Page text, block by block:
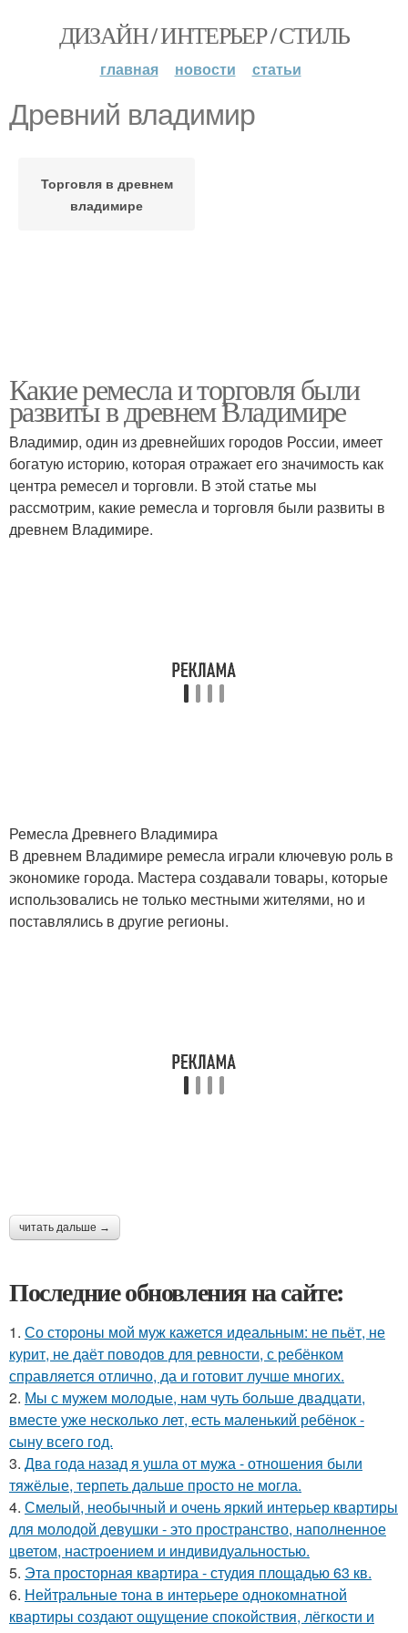
ДИЗАЙН / ИНТЕРЬЕР / СТИЛЬ
главная новости статьи
Древний владимир
Торговля в древнем
владимире
Какие ремесла и торговля были
развиты в древнем Владимире
Владимир, один из древнейших городов России, имеет
богатую историю, которая отражает его значимость как
центра ремесел и торговли. В этой статье мы
рассмотрим, какие ремесла и торговля были развиты в
древнем Владимире.
Ремесла Древнего Владимира
В древнем Владимире ремесла играли ключевую роль в
экономике города. Мастера создавали товары, которые
использовались не только местными жителями, но и
поставлялись в другие регионы.
читать дальше →
Последние обновления на сайте:
1. Со стороны мой муж кажется идеальным: не пьёт, не
курит, не даёт поводов для ревности, с ребёнком
справляется отлично, да и готовит лучше многих.
2. Мы с мужем молодые, нам чуть больше двадцати,
вместе уже несколько лет, есть маленький ребёнок -
сыну всего год.
3. Два года назад я ушла от мужа - отношения были
тяжёлые, терпеть дальше просто не могла.
4. Смелый, необычный и очень яркий интерьер квартиры
для молодой девушки - это пространство, наполненное
цветом, настроением и индивидуальностью.
5. Эта просторная квартира - студия площадью 63 кв.
6. Нейтральные тона в интерьере однокомнатной
квартиры создают ощущение спокойствия, лёгкости и